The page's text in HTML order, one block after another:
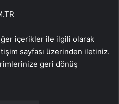
içerikler ile ilgili olarak
sayfası üzerinden iletiniz.
geri dönüş